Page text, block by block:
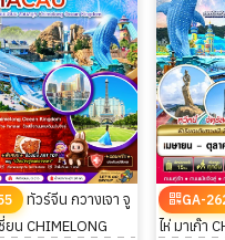
ทัวร์จีน กวางเจา จู
ชี่ยน CHIMELONG
GA-
ไห่ มาเก๊า